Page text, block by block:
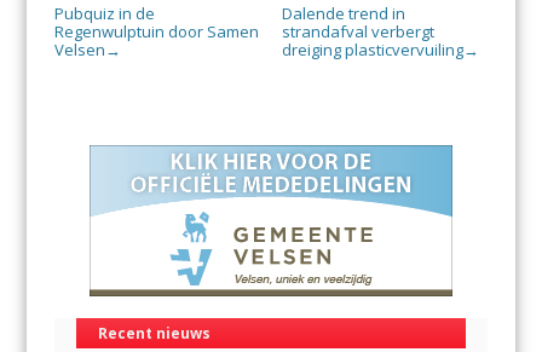
Pubquiz in de
Regenwulptuin door Samen
Velsen →
Dalende trend in
strandafval verbergt
dreiging plasticvervuiling→
Recent nieuws